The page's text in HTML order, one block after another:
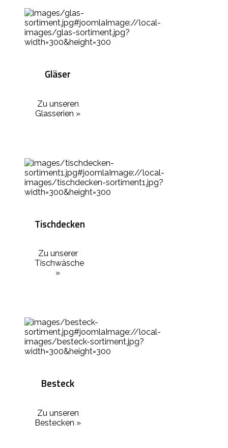
Gläser
Zu unseren
Glasserien »
Tischdecken
Zu unserer
Tischwäsche
»
Besteck
Zu unseren
Bestecken »